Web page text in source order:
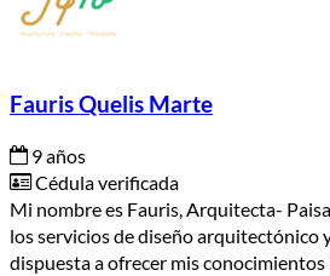
Fauris Quelis Marte
9 años
Cédula verificada
Mi nombre es Fauris, Arquitecta-
los servicios de diseño arquitectónico
dispuesta a ofrecer mis